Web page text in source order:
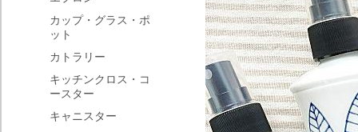
カップ・グラス・ポ
ット
カトラリー
キッチンクロス・コ
ースター
キャニスター